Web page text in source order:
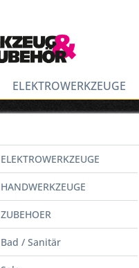
ELEKTROWERKZEUGE
ELEKTROWERKZEUGE
HANDWERKZEUGE
ZUBEHOER
Bad / Sanitär